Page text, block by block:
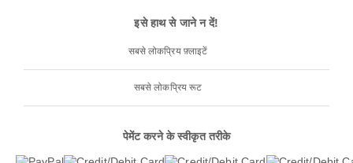
इसे हाथ से जाने न दें!
सबसे लोकप्रिय फ़्लाइटें
सबसे लोकप्रिय रूट
पेमेंट करने के स्वीकृत तरीके